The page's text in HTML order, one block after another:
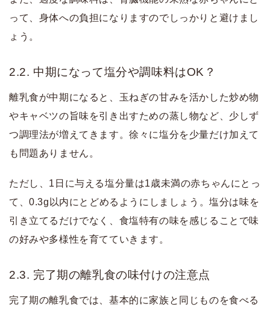
って、身体への負担になりますのでしっかりと避けまし
ょう。
2.2. 中期になって塩分や調味料はOK？
離乳食が中期になると、玉ねぎの甘みを活かした炒め物
やキャベツの旨味を引き出すための蒸し物など、少しず
つ調理法が増えてきます。徐々に塩分を少量だけ加えて
も問題ありません。
ただし、1日に与える塩分量は1歳未満の赤ちゃんにとっ
て、0.3g以内にとどめるようにしましょう。塩分は味を
引き立てるだけでなく、食塩特有の味を感じることで味
の好みや多様性を育てていきます。
2.3. 完了期の離乳食の味付けの注意点
完了期の離乳食では、基本的に家族と同じものを食べる